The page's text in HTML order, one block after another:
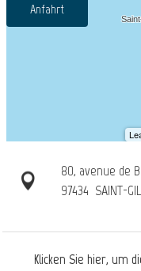
Anfahrt
80, avenue de
97434 SAINT-
Klicken Sie hier, um